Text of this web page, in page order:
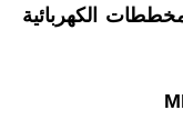
الكهربائية